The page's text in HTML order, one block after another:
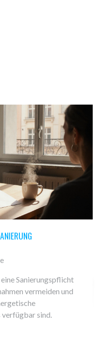
Sanierungspflicht
vermeiden und
sind.